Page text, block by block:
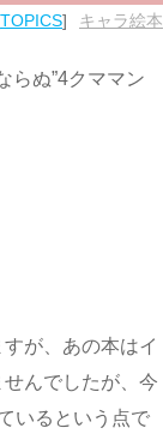
TOPICS キャラ絵本
らぬ”4クママン
が、あの本はイ
んでしたが、今
いるという点で